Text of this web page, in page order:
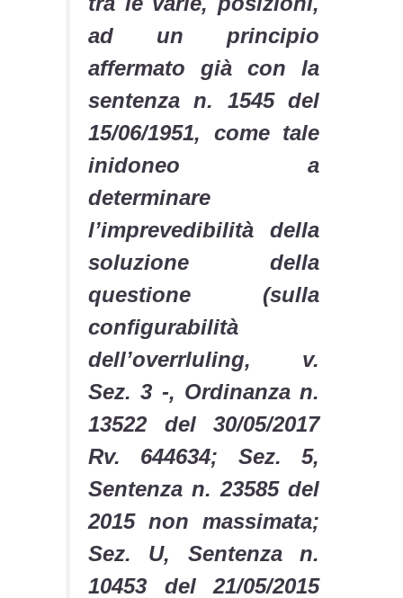
ad un principio
affermato già con la
sentenza n. 1545 del
15/06/1951, come tale
inidoneo a
determinare
l’imprevedibilità della
soluzione della
questione (sulla
configurabilità
dell’overrluling, v.
Sez. 3 -, Ordinanza n.
13522 del 30/05/2017
Rv. 644634; Sez. 5,
Sentenza n. 23585 del
2015 non massimata;
Sez. U, Sentenza n.
10453 del 21/05/2015